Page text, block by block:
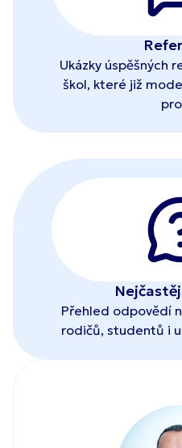
Ukázky úspěšných
škol, které již
Přehled odpovědí
rodičů, studentů i